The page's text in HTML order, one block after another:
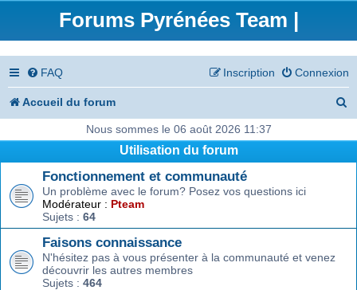
Forums Pyrénées Team |
FAQ Connexion
Inscription
Accueil du forum
Nous sommes le 06 août 2026 11:37
Utilisation du forum
Fonctionnement et communauté
Un problème avec le forum? Posez vos questions ici
Modérateur : Pteam
Sujets : 64
Faisons connaissance
N'hésitez pas à vous présenter à la communauté et venez
découvrir les autres membres
Sujets : 464